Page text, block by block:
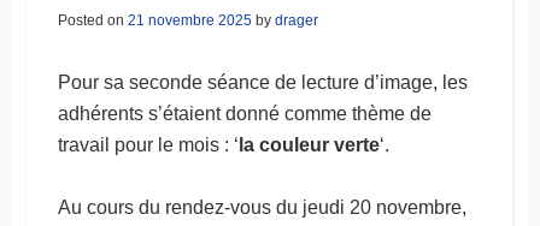
Posted on 21 novembre 2025by drager
Pour sa seconde séance de lecture d’image, les
adhérents s’étaient donné comme thème de
travail pour le mois : ‘ la couleur verte‘.
Au cours du rendez-vous du jeudi 20 novembre,